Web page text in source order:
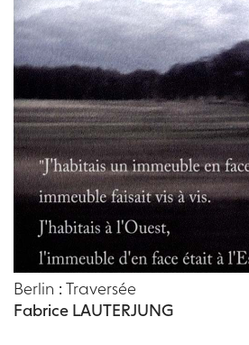
Berlin : Traversée
Fabrice LAUTERJUNG